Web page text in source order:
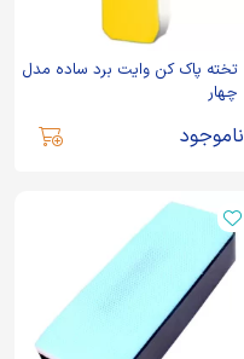
تخته پاک کن وایت برد ساده مدل
چهار
ناموجود